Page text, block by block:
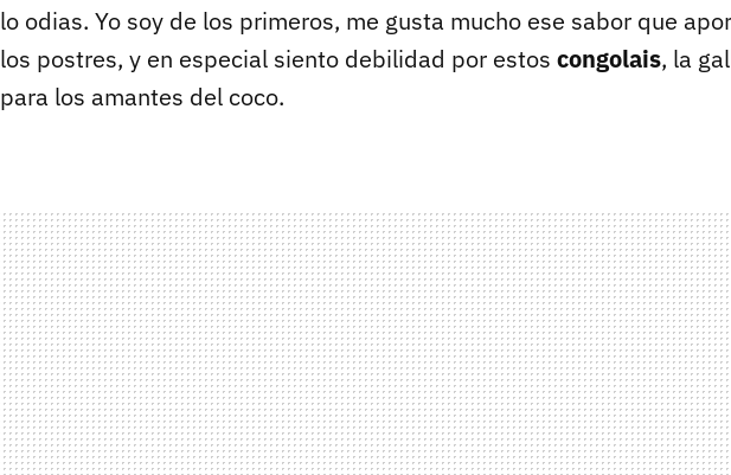
lo odias. Yo soy de los primeros, me gusta mucho ese sabor que
los postres, y en especial siento debilidad por estos congolais, la
para los amantes del coco.